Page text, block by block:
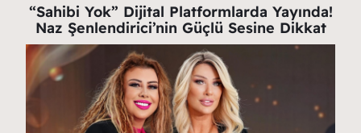
“Sahibi Yok” Dijital Platformlarda Yayında!
Naz Şenlendirici’nin Güçlü Sesine Dikkat